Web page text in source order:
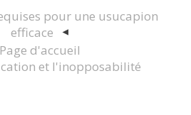
pour une usucapion
efficace
Page d'accueil
et l'inopposabilité